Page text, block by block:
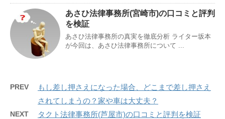
あさひ法律事務所(宮崎市)の口コミと評判
を検証
あさひ法律事務所の真実を徹底分析 ライター坂本
が今回は、あさひ法律事務所について ...
PREV
もし差し押さえになった場合、どこまで差し押さえ
されてしまうの？家や車は大丈夫？
NEXT タクト法律事務所(芦屋市)の口コミと評判を検証